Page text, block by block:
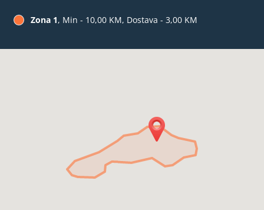
Zona 1, Min - 10,00 KM, Dostava - 3,00 KM